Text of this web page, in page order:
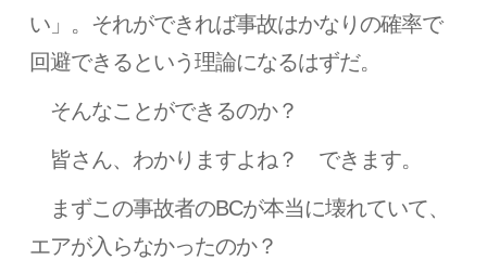
い」。それができれば事故はかなりの確率で
回避できるという理論になるはずだ。
そんなことができるのか？
皆さん、わかりますよね？ できます。
まずこの事故者のBCが本当に壊れていて、
エアが入らなかったのか？